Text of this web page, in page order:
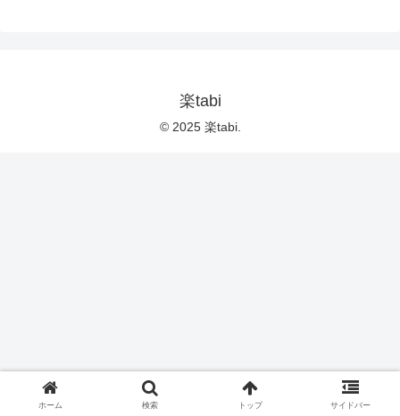
楽tabi
© 2025 楽tabi.
ホーム 検索 トップ サイドバー